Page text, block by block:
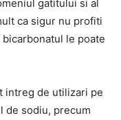
gatitului si al
ca sigur nu profiti
le poate
intreg de utilizari pe
de sodiu, precum